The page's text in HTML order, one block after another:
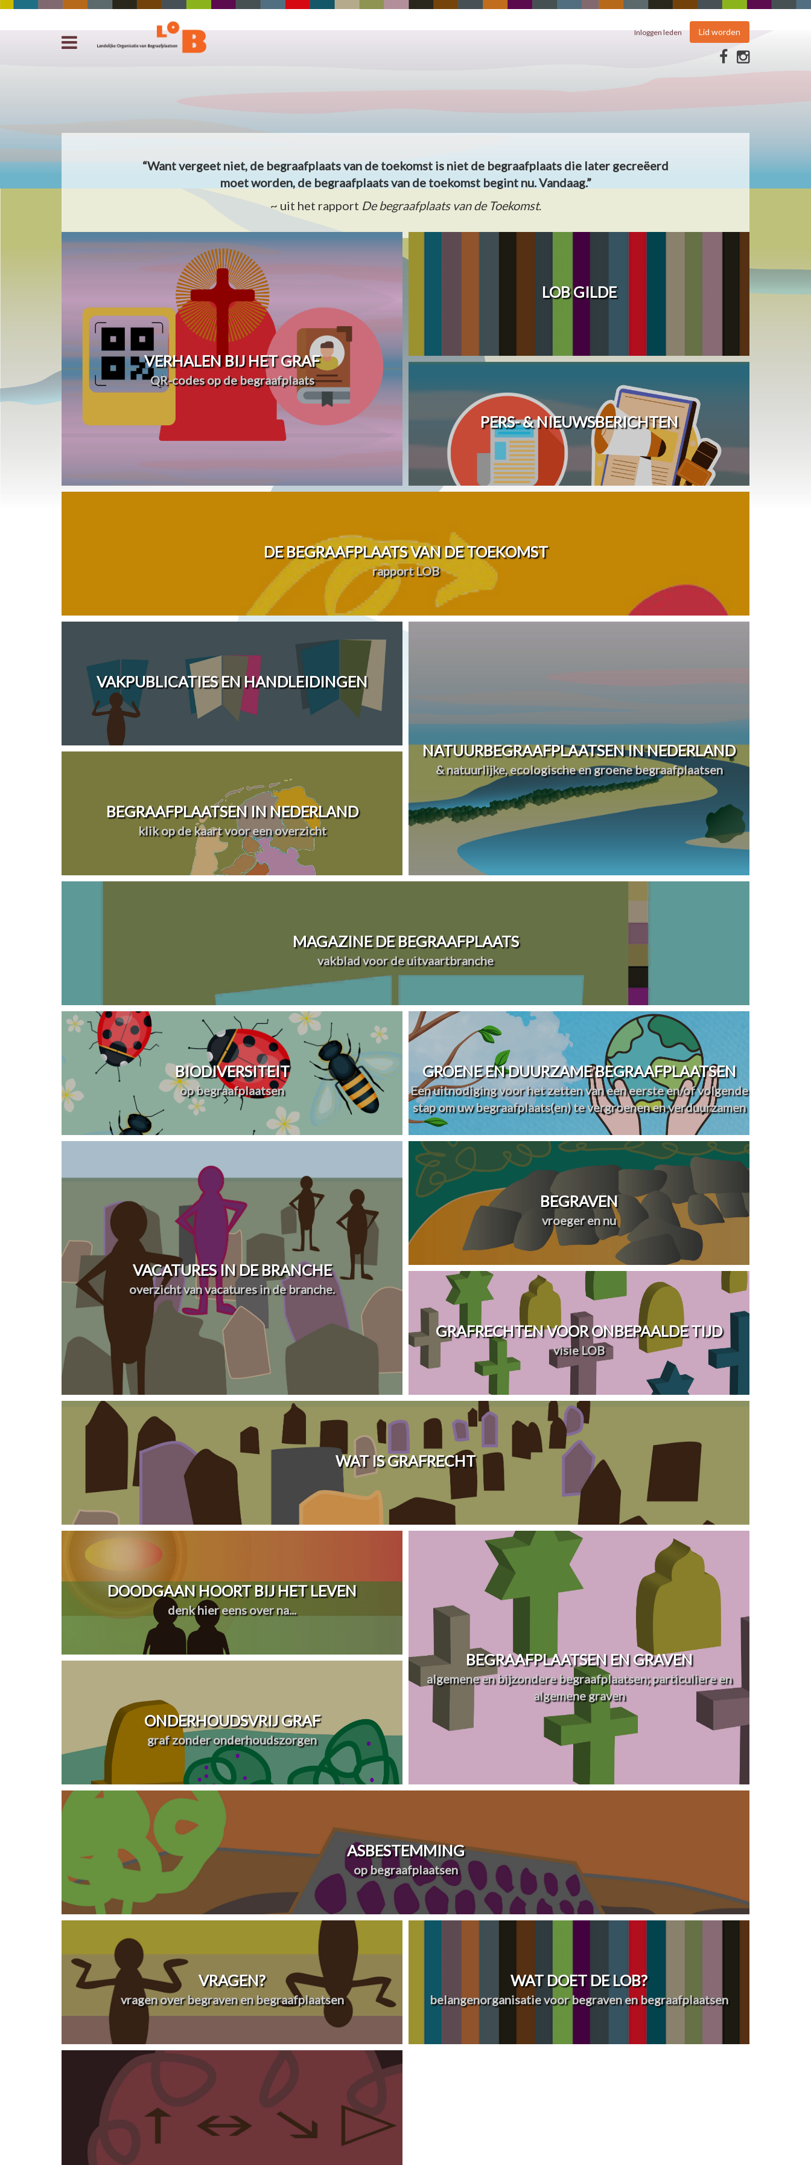
Inloggen leden Lid worden
“Want vergeet niet, de begraafplaats van de toekomst is niet de begraafplaats die later gecreëerd
moet worden, de begraafplaats van de toekomst begint nu. Vandaag.”
~ uit het rapport De begraafplaats van de Toekomst.
VERHALEN BIJ HET GRAF
QR-codes op de begraafplaats
LOB GILDE
PERS- & NIEUWSBERICHTEN
DE BEGRAAFPLAATS VAN DE TOEKOMST
rapport LOB
VAKPUBLICATIES EN HANDLEIDINGEN
BEGRAAFPLAATSEN IN NEDERLAND
klik op de kaart voor een overzicht
NATUURBEGRAAFPLAATSEN IN NEDERLAND
& natuurlijke, ecologische en groene begraafplaatsen
MAGAZINE DE BEGRAAFPLAATS
vakblad voor de uitvaartbranche
BIODIVERSITEIT
op begraafplaatsen
GROENE EN DUURZAME BEGRAAFPLAATSEN
Een uitnodiging voor het zetten van een eerste en/of volgende
stap om uw begraafplaats(en) te vergroenen en verduurzamen
VACATURES IN DE BRANCHE
overzicht van vacatures in de branche.
BEGRAVEN
vroeger en nu
GRAFRECHTEN VOOR ONBEPAALDE TIJD
visie LOB
WAT IS GRAFRECHT
DOODGAAN HOORT BIJ HET LEVEN
denk hier eens over na...
ONDERHOUDSVRIJ GRAF
graf zonder onderhoudszorgen
BEGRAAFPLAATSEN EN GRAVEN
algemene en bijzondere begraafplaatsen; particuliere en
algemene graven
ASBESTEMMING
op begraafplaatsen
VRAGEN?
vragen over begraven en begraafplaatsen
WAT DOET DE LOB?
belangenorganisatie voor begraven en begraafplaatsen